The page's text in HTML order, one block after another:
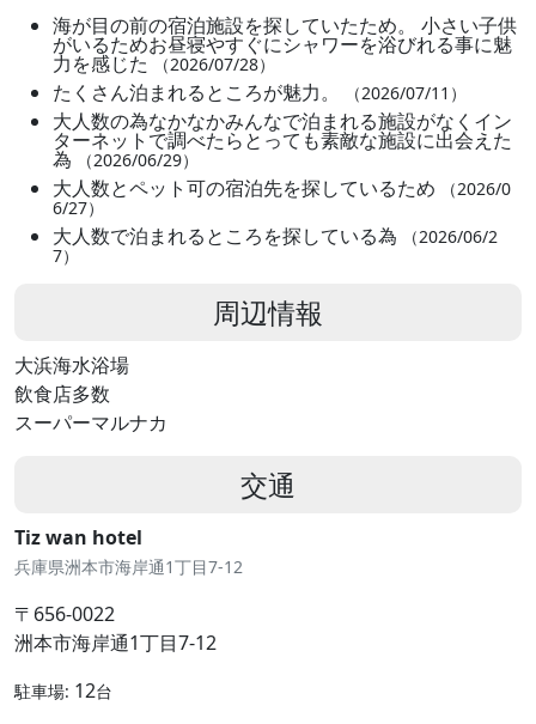
海が目の前の宿泊施設を探していたため。 小さい子供
がいるためお昼寝やすぐにシャワーを浴びれる事に魅
力を感じた （2026/07/28）
たくさん泊まれるところが魅力。 （2026/07/11）
大人数の為なかなかみんなで泊まれる施設がなくイン
ターネットで調べたらとっても素敵な施設に出会えた
為 （2026/06/29）
大人数とペット可の宿泊先を探しているため
（2026/0
6/27）
大人数で泊まれるところを探している為
（2026/06/2
7）
周辺情報
大浜海水浴場
飲食店多数
スーパーマルナカ
交通
Tiz wan hotel
兵庫県洲本市海岸通1丁目7-12
〒656-0022
洲本市海岸通1丁目7-12
駐車場: 12台